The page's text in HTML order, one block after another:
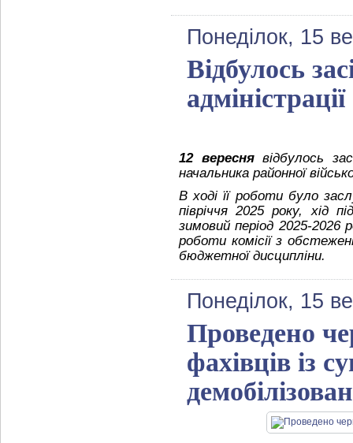
Понеділок, 15
Відбулось
адміністрації
12 вереснявідбулось
начальника районної
В ході її роботи було
півріччя 2025 року, хід
зимовий період 2025-2026
роботи комісії з
бюджетної дисципліни.
Понеділок, 15
Проведено
фахівців із